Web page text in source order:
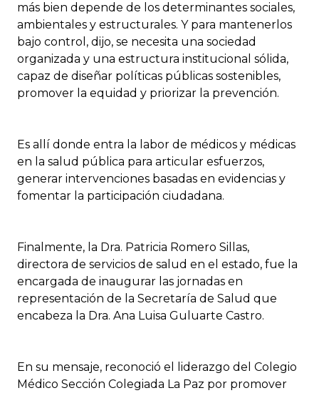
más bien depende de los determinantes sociales,
ambientales y estructurales. Y para mantenerlos
bajo control, dijo, se necesita una sociedad
organizada y una estructura institucional sólida,
capaz de diseñar políticas públicas sostenibles,
promover la equidad y priorizar la prevención.
Es allí donde entra la labor de médicos y médicas
en la salud pública para articular esfuerzos,
generar intervenciones basadas en evidencias y
fomentar la participación ciudadana.
Finalmente, la Dra. Patricia Romero Sillas,
directora de servicios de salud en el estado, fue la
encargada de inaugurar las jornadas en
representación de la Secretaría de Salud que
encabeza la Dra. Ana Luisa Guluarte Castro.
En su mensaje, reconoció el liderazgo del Colegio
Médico Sección Colegiada La Paz por promover